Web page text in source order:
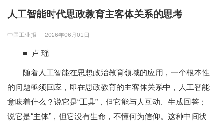
人工智能时代思政教育主客体关系的思考
中国工业报 2026年06月01日
■ 卢 瑶
随着人工智能在思想政治教育领域的应用，一个根本性
的问题亟须回应，即在思政教育的主客体关系中，人工智能
意味着什么？说它是“工具”，但它能与人互动、生成回答；
说它是“主体”，但它没有生命，不懂何为信仰。这种中间状